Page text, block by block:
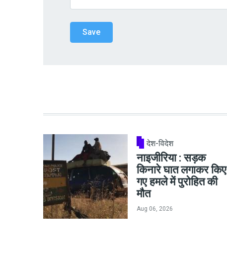
देश-विदेश
नाइजीरिया : सड़क
किनारे घात लगाकर किए
गए हमले में पुरोहित की
मौत
Aug 06, 2026